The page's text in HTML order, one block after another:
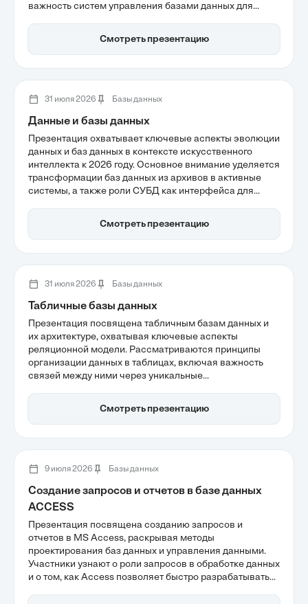
важность систем управления базами данных для
различные типы СУБД, их функциональность и
влияние на бизнес-процессы, что подчеркивает
Смотреть презентацию
31 июля 2026 Базы данных
Данные и базы данных
Презентация охватывает ключевые аспекты эволюции
данных и баз данных в контексте искусственного
интеллекта к 2026 году. Основное внимание уделяется
трансформации баз данных из архивов в активные
системы, а также роли СУБД как интерфейса для
подходы к управлению данными, включая гибридные
инфраструктуры и переход к архитектуре Lakehouse,
Смотреть презентацию
31 июля 2026 Базы данных
Табличные базы данных
Презентация посвящена табличным базам данных и
их архитектуре, охватывая ключевые аспекты
реляционной модели. Рассматриваются принципы
организации данных в таблицах, включая важность
связей между ними через уникальные
обсуждаются гарантии надежности данных по
стандартам ACID и роль SQL как основного языка
Смотреть презентацию
9 июля 2026 Базы данных
Создание запросов и отчетов в базе данных
ACCESS
Презентация посвящена созданию запросов и
отчетов в MS Access, раскрывая методы
проектирования баз данных и управления данными.
Участники узнают о роли запросов в обработке данных
и о том, как Access позволяет быстро разрабатывать